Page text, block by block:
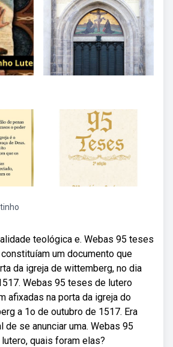
teológica e. Webas 95 teses
um documento que
da igreja de wittemberg, no dia
Webas 95 teses de lutero
afixadas na porta da igreja do
a 1o de outubro de 1517. Era
de se anunciar uma. Webas 95
quais foram elas?